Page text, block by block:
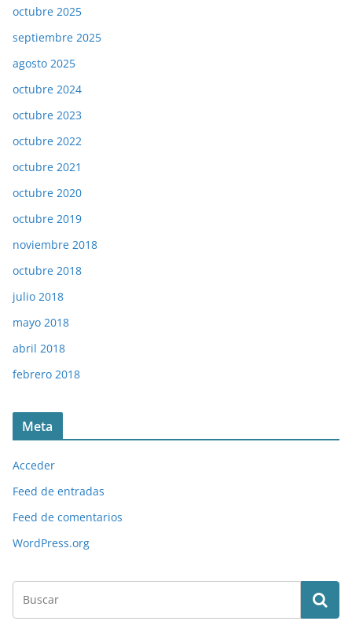
octubre 2025
septiembre 2025
agosto 2025
octubre 2024
octubre 2023
octubre 2022
octubre 2021
octubre 2020
octubre 2019
noviembre 2018
octubre 2018
julio 2018
mayo 2018
abril 2018
febrero 2018
Meta
Acceder
Feed de entradas
Feed de comentarios
WordPress.org